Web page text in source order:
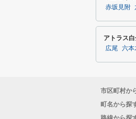
赤坂見附
アトラス
広尾 六本
市区町村か
町名から探